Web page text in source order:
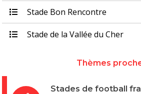
Stade Bon Rencontre
Stade de la Vallée du Cher
Thèmes
Stades de football